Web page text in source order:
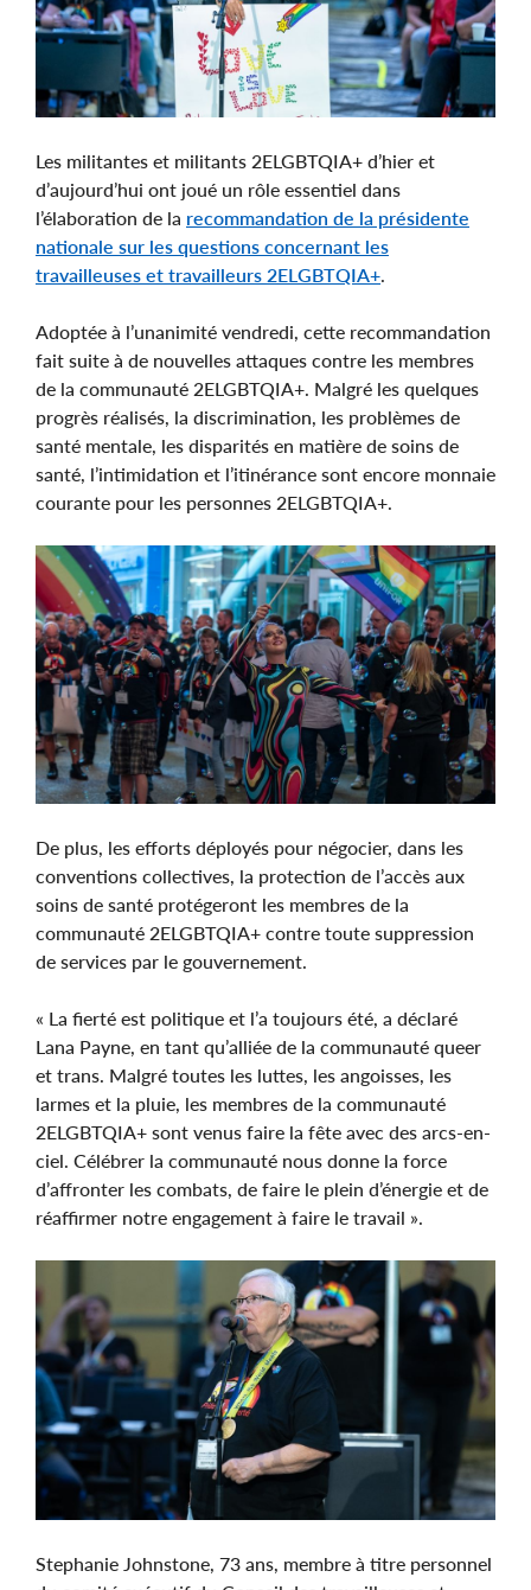
Les militantes et militants 2ELGBTQIA+ d’hier et
d’aujourd’hui ont joué un rôle essentiel dans
l’élaboration de la recommandation de la présidente
nationale sur les questions concernant les
travailleuses et travailleurs 2ELGBTQIA+
Adoptée à l’unanimité vendredi, cette recommandation
fait suite à de nouvelles attaques contre les membres
de la communauté 2ELGBTQIA+. Malgré les quelques
progrès réalisés, la discrimination, les problèmes de
santé mentale, les disparités en matière de soins de
santé, l’intimidation et l’itinérance sont encore monnaie
courante pour les personnes 2ELGBTQIA+.
Image
De plus, les efforts déployés pour négocier, dans les
conventions collectives, la protection de l’accès aux
soins de santé protégeront les membres de la
communauté 2ELGBTQIA+ contre toute suppression
de services par le gouvernement.
« La fierté est politique et l’a toujours été, a déclaré
Lana Payne, en tant qu’alliée de la communauté queer
et trans. Malgré toutes les luttes, les angoisses, les
larmes et la pluie, les membres de la communauté
2ELGBTQIA+ sont venus faire la fête avec des arcs-en-
ciel. Célébrer la communauté nous donne la force
d’affronter les combats, de faire le plein d’énergie et de
réaffirmer notre engagement à faire le travail ».
Image
Stephanie Johnstone, 73 ans, membre à titre personnel